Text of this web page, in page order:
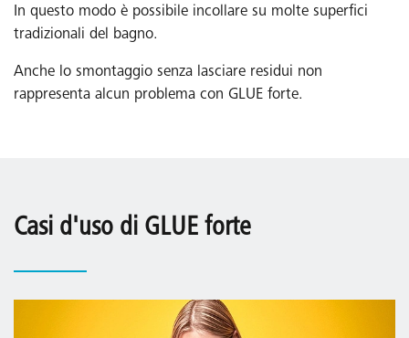
In questo modo è possibile incollare su molte superfici
tradizionali del bagno.
Anche lo smontaggio senza lasciare residui non
rappresenta alcun problema con GLUE forte.
Casi d'uso di GLUE forte